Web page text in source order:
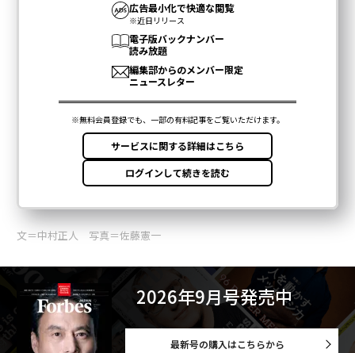
文＝中村正人 写真＝佐藤憲一
2026年9月号発売中
最新号の購入はこちらから